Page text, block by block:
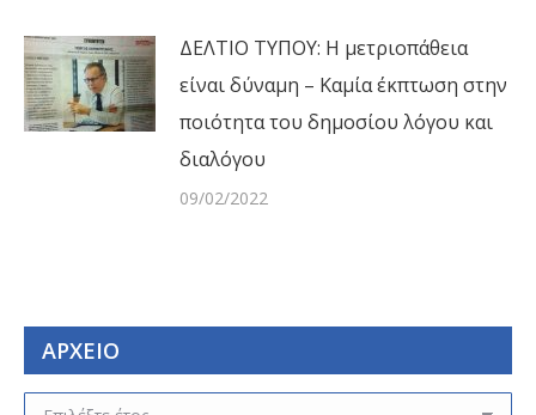
ΔΕΛΤΙΟ ΤΥΠΟΥ: Η μετριοπάθεια
είναι δύναμη – Καμία έκπτωση στην
ποιότητα του δημοσίου λόγου και
διαλόγου
09/02/2022
ΑΡΧΕΙΟ
ΑΡΧΕΙΟ